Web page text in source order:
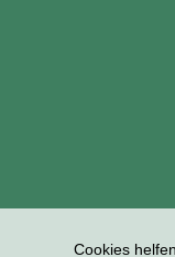
Cookies